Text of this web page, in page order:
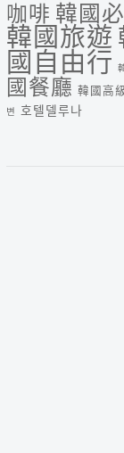
咖啡 韓國
韓國旅遊
國自由行
國餐廳 韓國高
변
호텔델루나